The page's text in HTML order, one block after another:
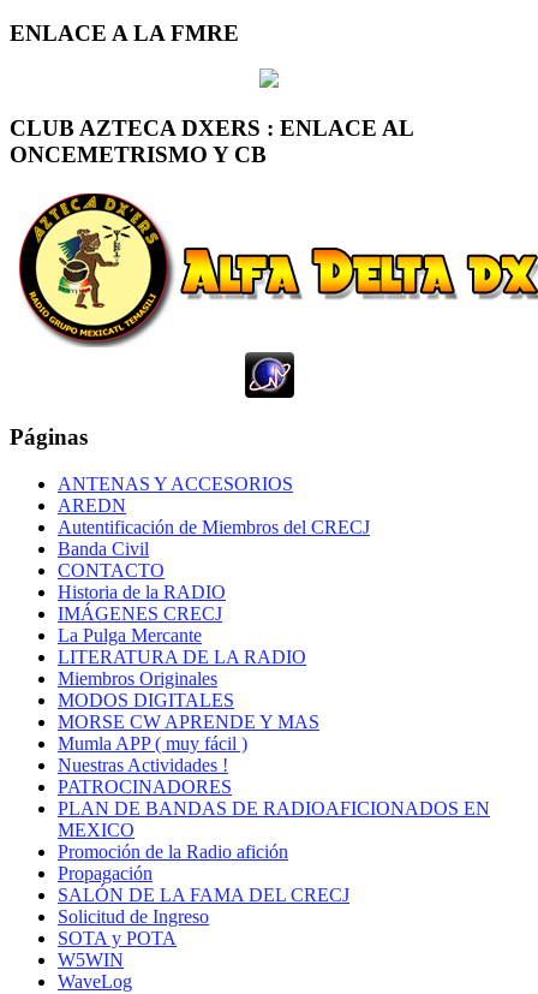
ENLACE A LA FMRE
CLUB AZTECA DXERS : ENLACE AL
ONCEMETRISMO Y CB
Páginas
ANTENAS Y ACCESORIOS
AREDN
Autentificación de Miembros del CRECJ
Banda Civil
CONTACTO
Historia de la RADIO
IMÁGENES CRECJ
La Pulga Mercante
LITERATURA DE LA RADIO
Miembros Originales
MODOS DIGITALES
MORSE CW APRENDE Y MAS
Mumla APP ( muy fácil )
Nuestras Actividades !
PATROCINADORES
PLAN DE BANDAS DE RADIOAFICIONADOS EN
MEXICO
Promoción de la Radio afición
Propagación
SALÓN DE LA FAMA DEL CRECJ
Solicitud de Ingreso
SOTA y POTA
W5WIN
WaveLog